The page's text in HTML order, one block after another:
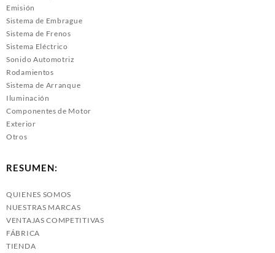
Emisión
Sistema de Embrague
Sistema de Frenos
Sistema Eléctrico
Sonido Automotriz
Rodamientos
Sistema de Arranque
Iluminación
Componentes de Motor
Exterior
Otros
RESUMEN:
QUIENES SOMOS
NUESTRAS MARCAS
VENTAJAS COMPETITIVAS
FÁBRICA
TIENDA